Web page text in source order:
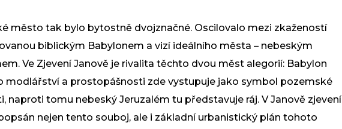
město tak bylo bytostně dvojznačné. Oscilovalo mezi zkažeností
biblickým Babylonem a vizí ideálního města – nebeským
Ve Zjevení Janově je rivalita těchto dvou měst alegorií: Babylon
modlářství a prostopášnosti zde vystupuje jako symbol pozemské
naproti tomu nebeský Jeruzalém tu představuje ráj. V Janově zjevení
nejen tento souboj, ale i základní urbanistický plán tohoto